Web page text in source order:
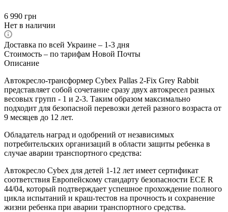
6 990 грн
Нет в наличии
Доставка по всей Украине – 1-3 дня
Стоимость – по тарифам Новой Почты
Описание
Автокресло-трансформер Cybex Pallas 2-Fix Grey Rabbit
представляет собой сочетание сразу двух автокресел разных
весовых групп - 1 и 2-3. Таким образом максимально
подходит для безопасной перевозки детей разного возраста от
9 месяцев до 12 лет.
Обладатель наград и одобрений от независимых
потребительских организаций в области защиты ребенка в
случае аварии транспортного средства:
Автокресло Cybex для детей 1-12 лет имеет сертификат
соответствия Европейскому стандарту безопасности ЕСЕ R
44/04, который подтверждает успешное прохождение полного
цикла испытаний и краш-тестов на прочность и сохранение
жизни ребенка при аварии транспортного средства.